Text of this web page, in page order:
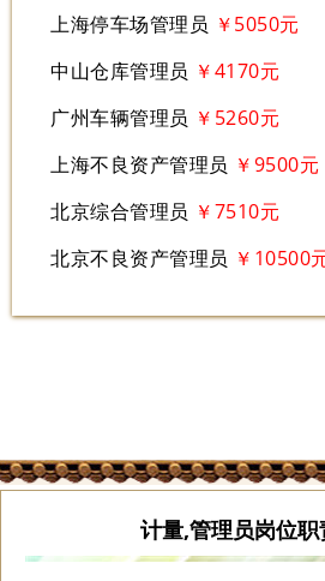
上海停车场管理员 ￥5050元
中山仓库管理员 ￥4170元
广州车辆管理员 ￥5260元
上海不良资产管理员 ￥9500元
北京综合管理员 ￥7510元
北京不良资产管理员 ￥10500
计量,管理员岗位